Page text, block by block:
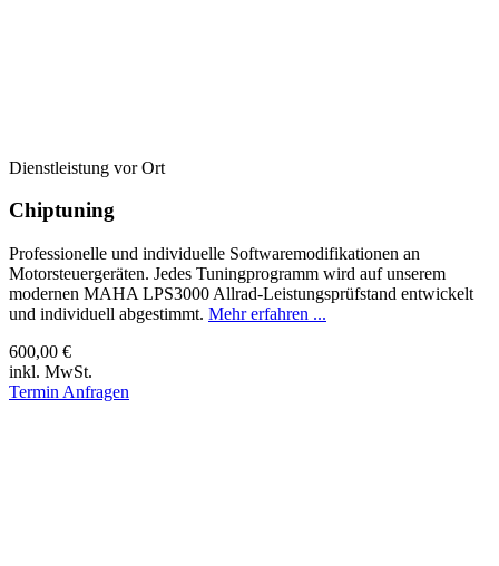
Dienstleistung vor Ort
Chiptuning
Professionelle und individuelle Softwaremodifikationen an
Motorsteuergeräten. Jedes Tuningprogramm wird auf unserem
modernen MAHA LPS3000 Allrad-Leistungsprüfstand entwickelt
und individuell abgestimmt. Mehr erfahren ...
600,00 €
inkl. MwSt.
Termin Anfragen